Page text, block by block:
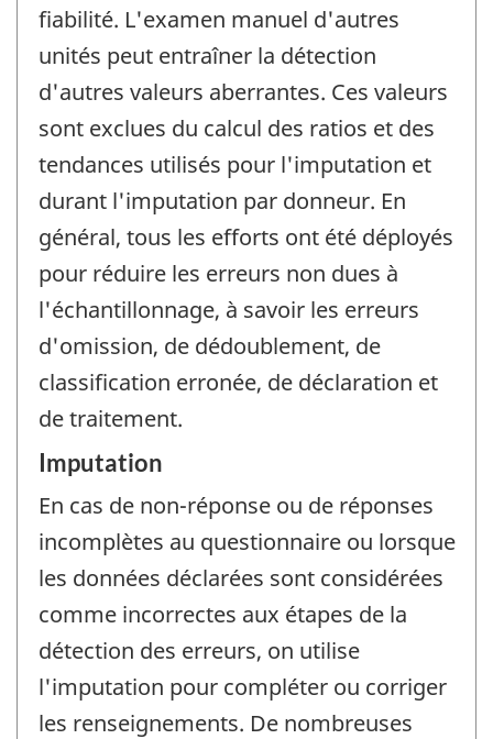
fiabilité. L'examen manuel d'autres
unités peut entraîner la détection
d'autres valeurs aberrantes. Ces valeurs
sont exclues du calcul des ratios et des
tendances utilisés pour l'imputation et
durant l'imputation par donneur. En
général, tous les efforts ont été déployés
pour réduire les erreurs non dues à
l'échantillonnage, à savoir les erreurs
d'omission, de dédoublement, de
classification erronée, de déclaration et
de traitement.
Imputation
En cas de non-réponse ou de réponses
incomplètes au questionnaire ou lorsque
les données déclarées sont considérées
comme incorrectes aux étapes de la
détection des erreurs, on utilise
l'imputation pour compléter ou corriger
les renseignements. De nombreuses